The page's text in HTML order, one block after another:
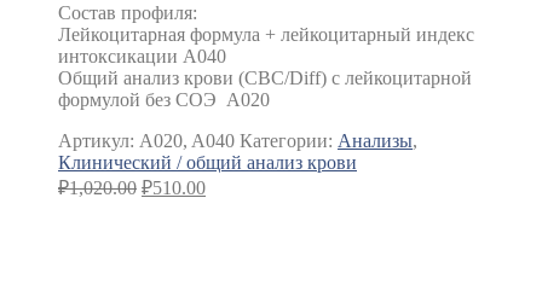
Состав профиля:
Лейкоцитарная формула + лейкоцитарный индекс
интоксикации A040
Общий анализ крови (CBC/Diff) с лейкоцитарной
формулой без СОЭ A020
Артикул: A020, A040 Категории: Анализы,
Клинический / общий анализ крови
₽1,020.00 ₽510.00